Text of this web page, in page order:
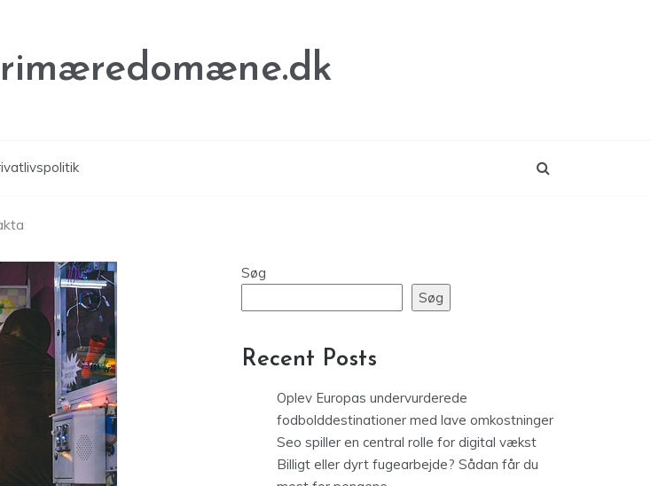
Søg
Søg
Recent Posts
Oplev Europas undervurderede
fodbolddestinationer med lave omkostninger
Seo spiller en central rolle for digital vækst
Billigt eller dyrt fugearbejde? Sådan får du